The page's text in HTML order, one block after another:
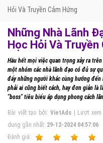
Hỏi Và Truyền Cảm Hứng
Những Nhà Lãnh
Học Hỏi Và Truyền
Hầu hết mọi việc quan trọng xảy ra
một nhóm các nhà lãnh đạo có đủ sự
đẩy những người khác cùng hướng
phải ai cũng biết cách, hay đơn giản
"boss" tiêu biểu áp dụng phong cách
Bài viết tạo bởi:VietAds | Lượt
dung gần nhất: 29-12-2024 04:57:06
Ðánh giá: